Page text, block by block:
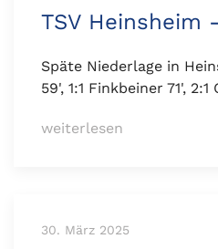
TSV Heinsheim
Späte Niederlage in
59', 1:1 Finkbeiner 71', 2:1
weiterlesen
30. März 2025